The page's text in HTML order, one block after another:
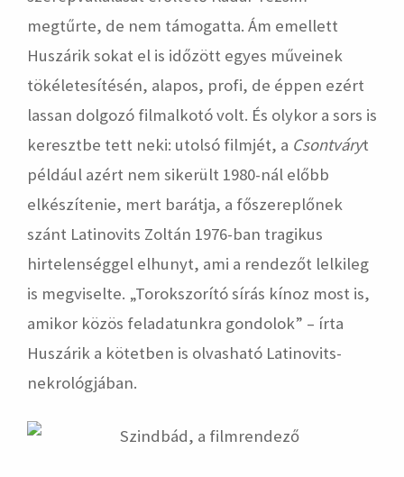
megtűrte, de nem támogatta. Ám emellett
Huszárik sokat el is időzött egyes műveinek
tökéletesítésén, alapos, profi, de éppen ezért
lassan dolgozó filmalkotó volt. És olykor a sors is
keresztbe tett neki: utolsó filmjét, a Csontváryt
például azért nem sikerült 1980-nál előbb
elkészítenie, mert barátja, a főszereplőnek
szánt Latinovits Zoltán 1976-ban tragikus
hirtelenséggel elhunyt, ami a rendezőt lelkileg
is megviselte. „Torokszorító sírás kínoz most is,
amikor közös feladatunkra gondolok” – írta
Huszárik a kötetben is olvasható Latinovits-
nekrológjában.